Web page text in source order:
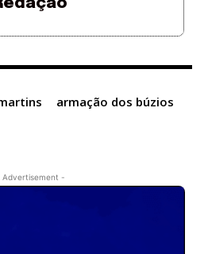
armação dos búzios
Advertisement -